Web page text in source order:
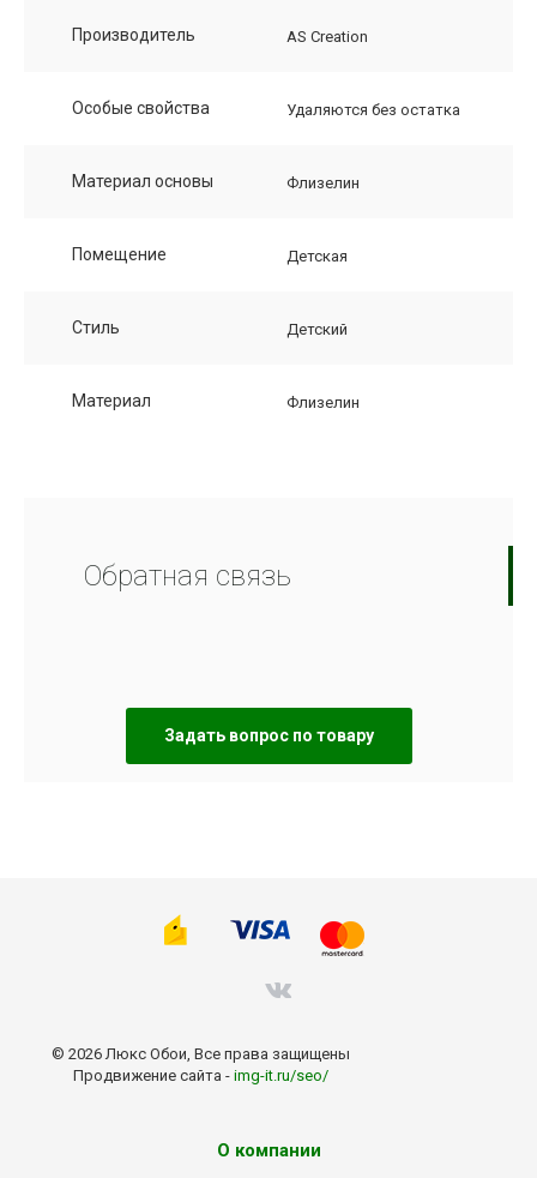
Производитель AS Creation
Особые свойства Удаляются без остатка
Материал основы Флизелин
Помещение Детская
Стиль Детский
Материал Флизелин
Обратная связь
Задать вопрос по товару
© 2026 Люкс Обои, Все права защищены
Продвижение сайта - img-it.ru/seo/
О компании